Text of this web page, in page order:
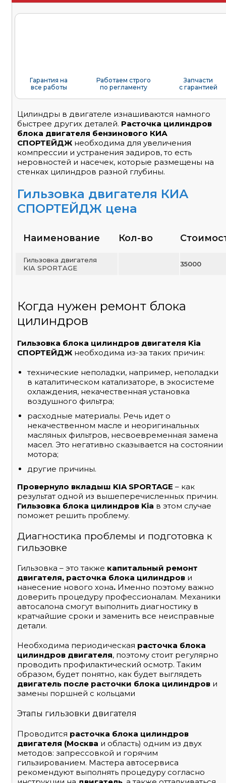
Гарантия на
все работы
Работаем строго
по регламенту
Запчасти
с гарантией
Цилиндры в двигателе изнашиваются намного
быстрее других деталей. Расточка цилиндров
блока двигателя бензинового КИА
СПОРТЕЙДЖ необходима для увеличения
компрессии и устранения задиров, то есть
неровностей и насечек, которые размещены на
стенках цилиндров разной глубины.
Гильзовка двигателя КИА
СПОРТЕЙДЖ цена
Наименование Кол-во
Гильзовка двигателя
KIA SPORTAGE
35000
Когда нужен ремонт блока
цилиндров
Гильзовка блока цилиндров двигателя Kia
СПОРТЕЙДЖ необходима из-за таких причин:
технические неполадки, например, неполадки
в каталитическом катализаторе, в экосистеме
охлаждения, некачественная установка
воздушного фильтра;
расходные материалы. Речь идет о
некачественном масле и неоригинальных
масляных фильтров, несвоевременная замена
масел. Это негативно сказывается на состоянии
мотора;
другие причины.
Провернуло вкладыш KIA SPORTAGE – как
результат одной из вышеперечисленных причин.
Гильзовка блока цилиндров Kia в этом случае
поможет решить проблему.
Диагностика проблемы и подготовка к
гильзовке
Гильзовка – это также капитальный ремонт
двигателя, расточка блока цилиндров и
нанесение нового хона. Именно поэтому важно
доверить процедуру профессионалам. Механики
автосалона смогут выполнить диагностику в
кратчайшие сроки и заменить все неисправные
детали.
Необходима периодическая расточка блока
цилиндров двигателя, поэтому стоит регулярно
проводить профилактический осмотр. Таким
образом, будет понятно, как будет выглядеть
двигатель после расточки блока цилиндров и
замены поршней с кольцами
Этапы гильзовки двигателя
Проводится расточка блока цилиндров
двигателя (Москва и область) одним из двух
методов: запрессовкой и горячим
гильзированием. Мастера автосервиса
рекомендуют выполнять процедуру согласно